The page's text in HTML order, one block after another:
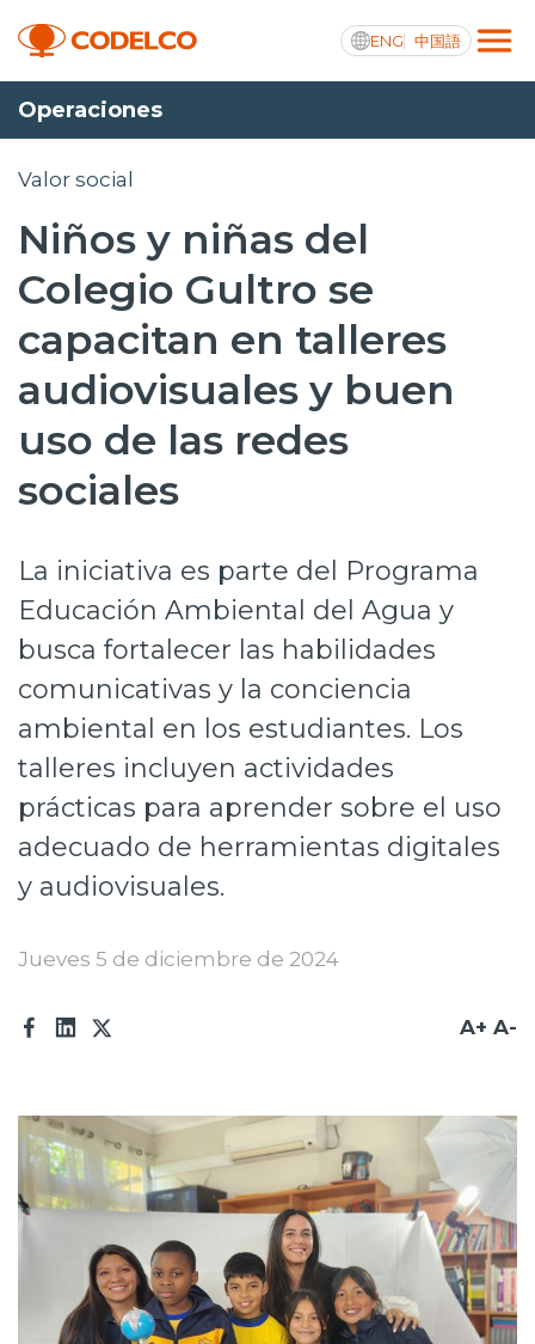
ENG 中国語
Transparencia activa
Operaciones
Proyectos
Prensa
Trabaja en Codelco
Transparencia activa
Canales de denuncia
Proveedores
Acceso trabajadores/as
Operaciones
Valor social
Niños y niñas del
Colegio Gultro se
capacitan en talleres
audiovisuales y buen
uso de las redes
sociales
La iniciativa es parte del Programa
Educación Ambiental del Agua y
busca fortalecer las habilidades
comunicativas y la conciencia
ambiental en los estudiantes. Los
talleres incluyen actividades
prácticas para aprender sobre el uso
adecuado de herramientas digitales
y audiovisuales.
Jueves 5 de diciembre de 2024
A+ A-